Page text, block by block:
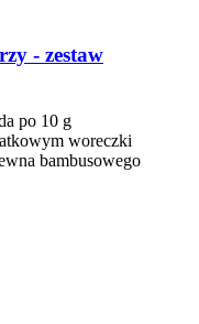
-​ zestaw
po 10 g
woreczki
bambusowego